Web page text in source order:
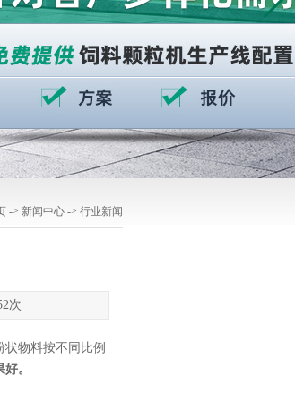
-> 新闻中心 -> 行业新闻
次
物料按不同比例
。